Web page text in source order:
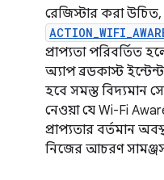
রেজিস্টার করা উচিত,
প্রাপ্যতা পরিবর্তিত
অ্যাপ ব্রডকাস্ট
হবে সমস্ত বিদ্যমান
নেওয়া যে Wi-Fi
প্রাপ্যতার বর্তমান
নিজের আচরণ